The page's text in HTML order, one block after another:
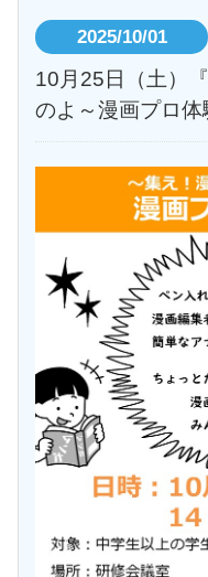
2025/10/01
10月25日（土）
のよ～漫画プロ体